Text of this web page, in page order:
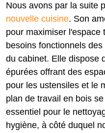
Nous avons par la suite
nouvelle cuisine. Son
pour maximiser l'espace
besoins fonctionnels
du cabinet. Elle dispose
épurées offrant des
pour les ustensiles et le
plan de travail en bois
essentiel pour le
hygiène, à côté duquel